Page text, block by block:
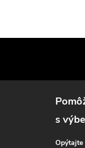
Opýtajte